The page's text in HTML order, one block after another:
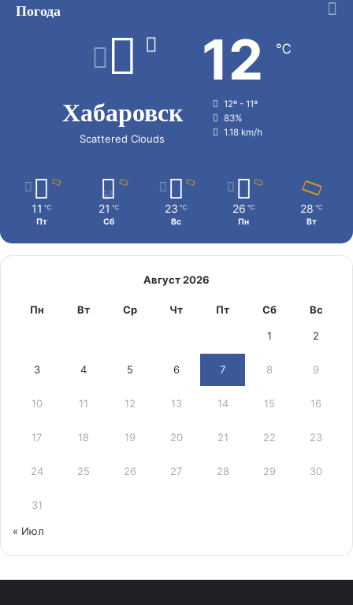
Погода
Хабаровск
Scattered Clouds
12 ℃
12º - 11º
83%
1.18 km/h
11 ℃
Пт
21 ℃
Сб
23 ℃
Вс
26 ℃
Пн
28 ℃
Вт
Август 2026
Пн Вт Ср Чт Пт Сб Вс
1 2
3 4 5 6 7 8 9
10 11 12 13 14 15 16
17 18 19 20 21 22 23
24 25 26 27 28 29 30
31
« Июл